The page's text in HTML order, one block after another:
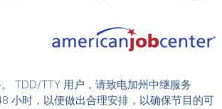
TDD/TTY 用户，请致电加州中继服务
小时，以便做出合理安排，以确保节目的可